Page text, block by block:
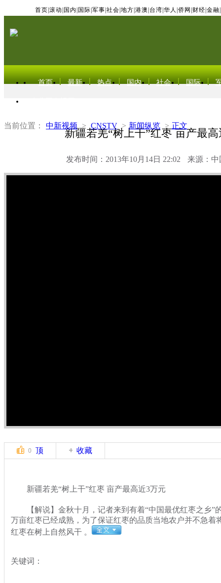
首页 滚动 国内 国际 军事 社会 地方 港澳 台湾 华人 侨网 财经 金融
首页 最新 热点 国内 社会 国际
当前位置： 中新视频 > CNSTV > 新闻纵览 > 正文
新疆若羌“树上干”红枣 亩产最
发布时间：2013年10月14日 22:02 来源：中
0 顶 收藏
新疆若羌“树上干”红枣 亩产最高近3万元
【解说】金秋十月，记者来到有着“中国最优红枣之乡”
万亩红枣已经成熟，为了保证红枣的品质当地农户并不急着
红枣在树上自然风干 。
关键词：